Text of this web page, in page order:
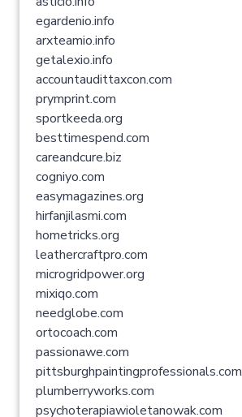
egardenio.info
arxteamio.info
getalexio.info
accountaudittaxcon.com
prymprint.com
sportkeeda.org
besttimespend.com
careandcure.biz
cogniyo.com
easymagazines.org
hirfanjilasmi.com
hometricks.org
leathercraftpro.com
microgridpower.org
mixiqo.com
needglobe.com
ortocoach.com
passionawe.com
pittsburghpaintingprofessionals.com
plumberryworks.com
psychoterapiawioletanowak.com